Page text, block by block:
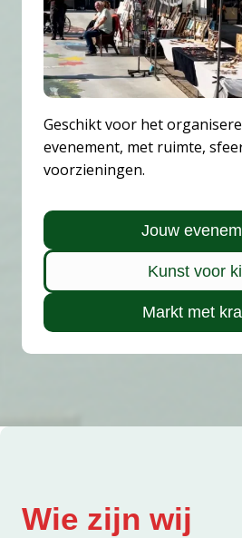
Geschikt voor het
evenement, met ruimte,
voorzieningen.
Jouw
Kunst voor
Markt met
Wie zijn wij